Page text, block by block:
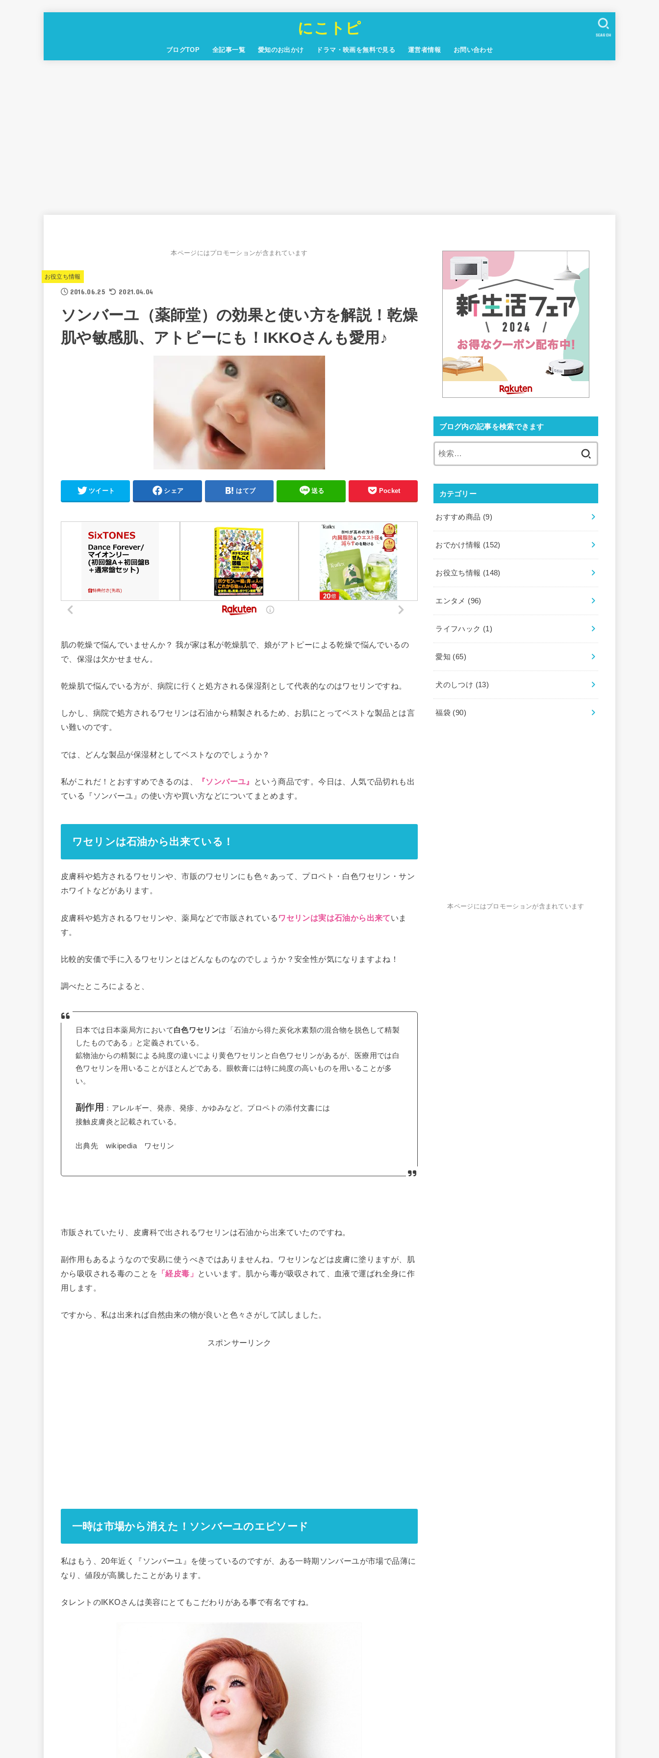
にこトピ
ブログTOP 全記事一覧 愛知のお出かけ ドラマ・映画を無料で見る 運営者情報 お問い合わせ
SEARCH
本ページにはプロモーションが含まれています
お役立ち情報
2016.06.25 2021.04.04
ソンバーユ（薬師堂）の効果と使い方を解説！乾燥
肌や敏感肌、アトピーにも！IKKOさんも愛用♪
ツイート シェア はてブ 送る Pocket
肌の乾燥で悩んでいませんか？ 我が家は私が乾燥肌で、娘がアトピーによる乾燥で悩んでいるの
で、保湿は欠かせません。
乾燥肌で悩んでいる方が、病院に行くと処方される保湿剤として代表的なのはワセリンですね。
しかし、病院で処方されるワセリンは石油から精製されるため、お肌にとってベストな製品とは言
い難いのです。
では、どんな製品が保湿材としてベストなのでしょうか？
私がこれだ！とおすすめできるのは、 『ソンバーユ』
という商品です。今日は、人気で品切れも出
ている『ソンバーユ』の使い方や買い方などについてまとめます。
ワセリンは石油から出来ている！
皮膚科や処方されるワセリンや、市販のワセリンにも色々あって、プロペト・白色ワセリン・サン
ホワイトなどがあります。
皮膚科や処方されるワセリンや、薬局などで市販されている ワセリンは実は石油から出来ていま
す。
比較的安価で手に入るワセリンとはどんなものなのでしょうか？安全性が気になりますよね！
調べたところによると、
日本では日本薬局方において白色ワセリンは「石油から得た炭化水素類の混合物を脱色して精製
したものである」と定義されている。
鉱物油からの精製による純度の違いにより黄色ワセリンと白色ワセリンがあるが、医療用では白
色ワセリンを用いることがほとんどである。眼軟膏には特に純度の高いものを用いることが多
い。
副作用 ：アレルギー、発赤、発疹、かゆみなど。プロペトの添付文書には
接触皮膚炎と記載されている。
出典先 wikipedia ワセリン
市販されていたり、皮膚科で出されるワセリンは石油から出来ていたのですね。
副作用もあるようなので安易に使うべきではありませんね。ワセリンなどは皮膚に塗りますが、肌
から吸収される毒のことを 「経皮毒」
といいます。肌から毒が吸収されて、血液で運ばれ全身に作
用します。
ですから、私は出来れば自然由来の物が良いと色々さがして試しました。
スポンサーリンク
一時は市場から消えた！ソンバーユのエピソード
私はもう、20年近く『ソンバーユ』を使っているのですが、ある一時期ソンバーユが市場で品薄に
なり、値段が高騰したことがあります。
タレントのIKKOさんは美容にとてもこだわりがある事で有名ですね。
ブログ内の記事を検索できます
カテゴリー
おすすめ商品 (9)
おでかけ情報 (152)
お役立ち情報 (148)
エンタメ (96)
ライフハック (1)
愛知 (65)
犬のしつけ (13)
福袋 (90)
本ページにはプロモーションが含まれています